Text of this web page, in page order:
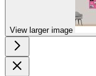
View larger image